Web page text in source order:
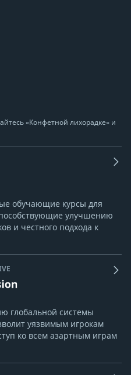
«Конфетной лихорадке» и
обучающие курсы для
улучшению
и честного подхода к
глобальной системы
уязвимым игрокам
ко всем азартным играм